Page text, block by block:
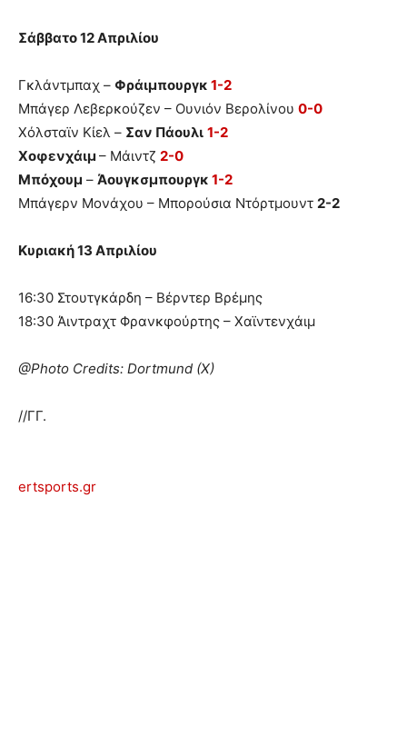
Σάββατο 12 Απριλίου
Γκλάντμπαχ – Φράιμπουργκ 1-2
Μπάγερ Λεβερκούζεν – Ουνιόν Βερολίνου 0-0
Χόλσταϊν Κίελ – Σαν Πάουλι 1-2
Χοφενχάιμ – Μάιντζ 2-0
Μπόχουμ – Άουγκσμπουργκ 1-2
Μπάγερν Μονάχου – Μπορούσια Ντόρτμουντ 2-2
Κυριακή 13 Απριλίου
16:30 Στουτγκάρδη – Βέρντερ Βρέμης
18:30 Άιντραχτ Φρανκφούρτης – Χαϊντενχάιμ
@Photo Credits: Dortmund (X)
//ΓΓ.
ertsports.gr